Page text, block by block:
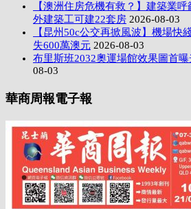
【澳洲住房危機有救？】建築業
外建築工可建22套房 2026-08-03
【昆州50c公交再掀風波】機場快
失600萬澳元 2026-08-03
布里斯班2032奧運場館效果圖首
08-03
華商周報電子報